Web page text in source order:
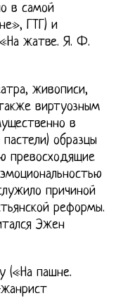
в самой
ГТГ) и
жатве. Я. Ф.
живописи,
виртуозным
в
образцы
превосходящие
причиной
реформы.
Эжен
(«На пашне.